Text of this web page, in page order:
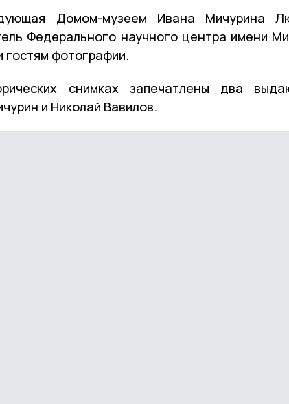
Домом-музеем Ивана Мичурина
Федерального научного центра имени
гостям фотографии.
снимках запечатлены два
и Николай Вавилов.